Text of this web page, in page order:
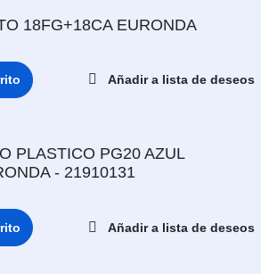
18FG+18CA EURONDA
Añadir a lista de deseos
PLASTICO PG20 AZUL
- 21910131
Añadir a lista de deseos